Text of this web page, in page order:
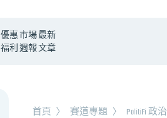
優惠
福利
市場
週報
最新
文章
首頁 〉 賽道專題 〉 PolitiFi 政治